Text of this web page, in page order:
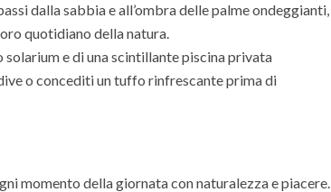
dalla sabbia e all’ombra delle palme ondeggianti,
quotidiano della natura.
solarium e di una scintillante piscina privata
o concediti un tuffo rinfrescante prima di
momento della giornata con naturalezza e piacere.